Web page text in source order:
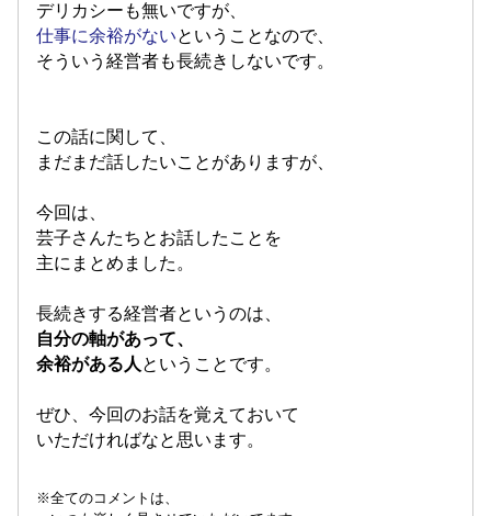
デリカシーも無いですが、
仕事に余裕がないということなので、
そういう経営者も長続きしないです。
この話に関して、
まだまだ話したいことがありますが、
今回は、
芸子さんたちとお話したことを
主にまとめました。
長続きする経営者というのは、
自分の軸があって、
余裕がある人 ということです。
ぜひ、今回のお話を覚えておいて
いただければなと思います。
※全てのコメントは、